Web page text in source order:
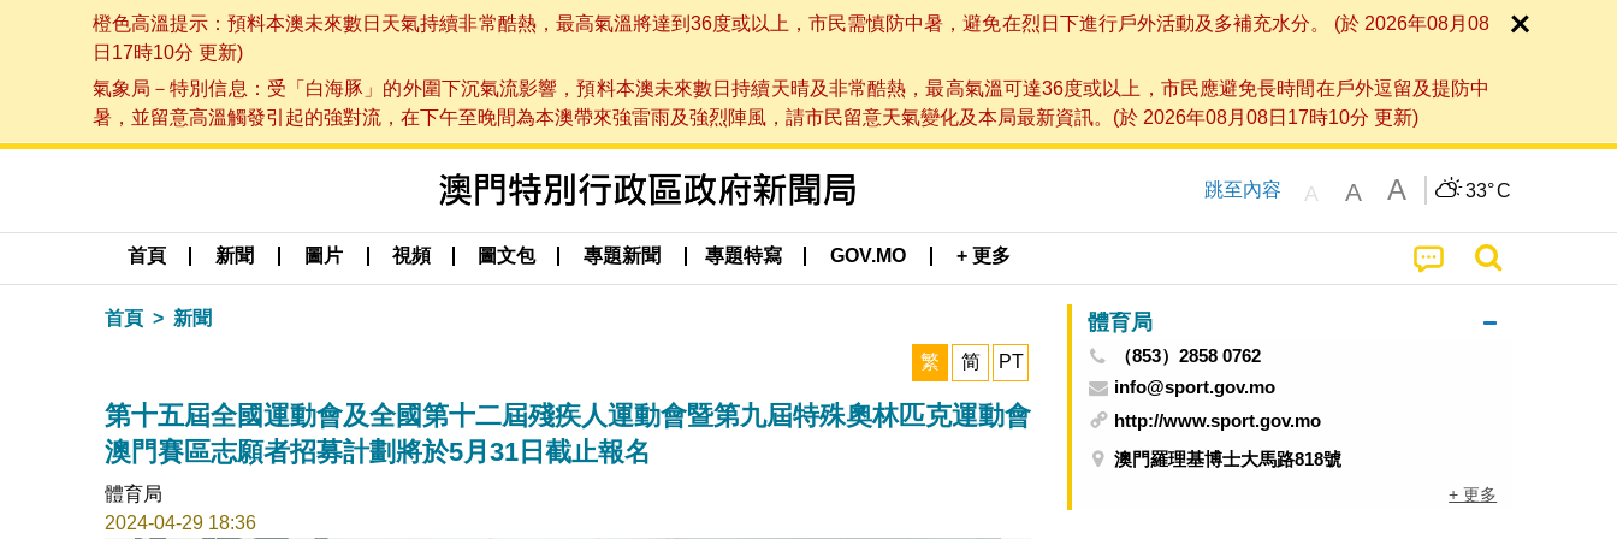
橙色高溫提示：預料本澳未來數日天氣持續非常酷熱，最高氣溫將達到36度或以上，市民需慎防中暑，避免在烈日下進行戶外活動及多補充水分。 (於 2026年08月08
日17時10分 更新)
氣象局－特別信息：受「白海豚」的外圍下沉氣流影響，預料本澳未來數日持續天晴及非常酷熱，最高氣溫可達36度或以上，市民應避免長時間在戶外逗留及提防中
暑，並留意高溫觸發引起的強對流，在下午至晚間為本澳帶來強雷雨及強烈陣風，請市民留意天氣變化及本局最新資訊。(於 2026年08月08日17時10分 更新)
跳至內容 A A A 33°C
首頁 新聞 圖片 視頻 圖文包 專題新聞 專題特寫 GOV.MO + 更多
首頁 新聞
繁 简 PT
第十五屆全國運動會及全國第十二屆殘疾人運動會暨第九屆特殊奧林匹克運動會
澳門賽區志願者招募計劃將於5月31日截止報名
體育局
2024-04-29 18:36
體育局
（853）2858 0762
info@sport.gov.mo
http://www.sport.gov.mo
澳門羅理基博士大馬路818號
+ 更多